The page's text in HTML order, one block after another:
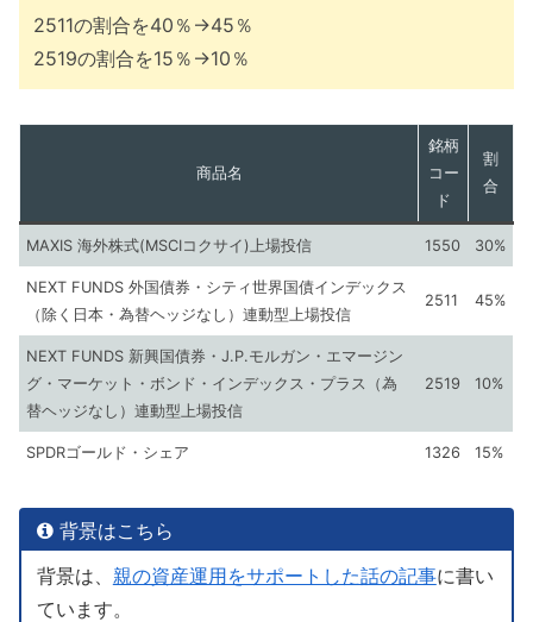
2511の割合を40％→45％
2519の割合を15％→10％
商品名
銘柄
コー
ド
割
合
MAXIS 海外株式(MSCIコクサイ)上場投信 1550 30%
NEXT FUNDS 外国債券・シティ世界国債インデックス
（除く日本・為替ヘッジなし）連動型上場投信
2511 45%
NEXT FUNDS 新興国債券・J.P.モルガン・エマージン
グ・マーケット・ボンド・インデックス・プラス（為
替ヘッジなし）連動型上場投信
2519 10%
SPDRゴールド・シェア 1326 15%
背景はこちら
背景は、 親の資産運用をサポートした話の記事に書い
ています。